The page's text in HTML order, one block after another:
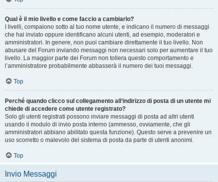
Qual è il mio livello e come faccio a cambiarlo?
I livelli, compaiono sotto al tuo nome utente, e indicano il numero di messaggi
che hai inviato oppure identificano alcuni utenti, ad esempio, moderatori e
amministratori. In genere, non puoi cambiare direttamente il tuo livello. Non
abusare del Forum inviando messaggi non necessari solo per aumentare il tuo
livello. La maggior parte dei Forum non tollera questo comportamento e
l’amministratore probabilmente abbasserà il numero dei tuoi messaggi.
Top
Perché quando clicco sul collegamento all’indirizzo di posta di un utente mi
chiede di accedere come utente registrato?
Solo gli utenti registrati possono inviare messaggi di posta ad altri utenti
usando il modulo di invio posta interno (ammesso, ovviamente, che gli
amministratori abbiano abilitato questa funzione). Questo serve a prevenire un
uso scorretto o malevolo del sistema di posta da parte di utenti anonimi.
Top
Invio Messaggi